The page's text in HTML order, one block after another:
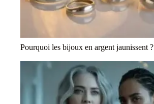
Pourquoi les bijoux en argent jaunissent ?